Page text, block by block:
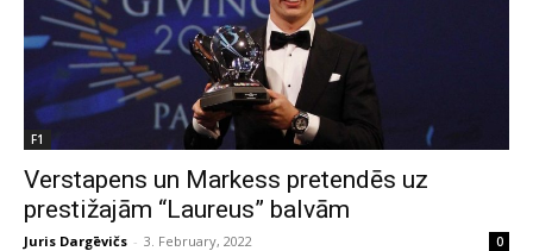
F1
Verstapens un Markess pretendēs uz
prestižajām “Laureus” balvām
Juris Dargēvičs - 3. February, 2022 0